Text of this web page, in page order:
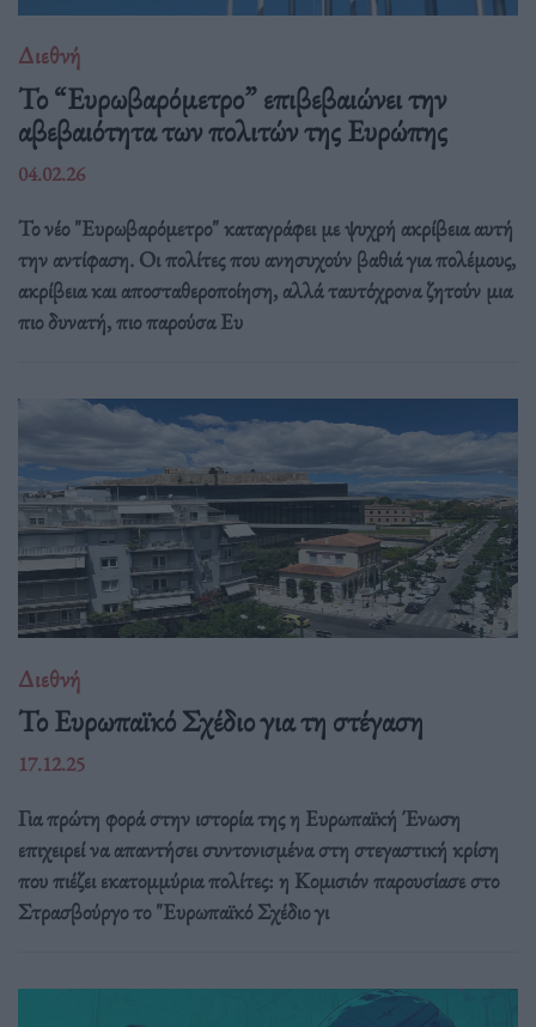
Διεθνή
Το “Ευρωβαρόμετρο” επιβεβαιώνει την
αβεβαιότητα των πολιτών της Ευρώπης
04.02.26
Το νέο "Ευρωβαρόμετρο" καταγράφει με ψυχρή ακρίβεια αυτή
την αντίφαση. Oι πολίτες που ανησυχούν βαθιά για πολέμους,
ακρίβεια και αποσταθεροποίηση, αλλά ταυτόχρονα ζητούν μια
πιο δυνατή, πιο παρούσα Ευ
Διεθνή
Το Ευρωπαϊκό Σχέδιο για τη στέγαση
17.12.25
Για πρώτη φορά στην ιστορία της η Ευρωπαϊκή Ένωση
επιχειρεί να απαντήσει συντονισμένα στη στεγαστική κρίση
που πιέζει εκατομμύρια πολίτες: η Κομισιόν παρουσίασε στο
Στρασβούργο το "Ευρωπαϊκό Σχέδιο γι